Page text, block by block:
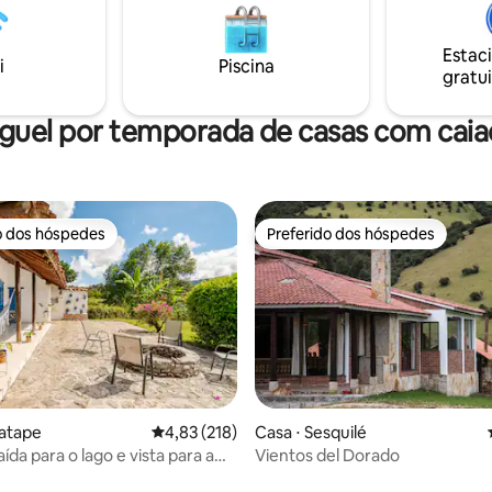
sob medida, cozinha
um chef, atividades aquáticas
Pranchas de SUP e canoa
Churrasqueira ✔ Terraço ✔ Wi-
Estacionamento ✔ privativo
momentos inesquecíveis
conforto e tranquilidade, com
Piscina
por temporada de casas com
de 5, 70 avaliações
dos hóspedes
dos hóspedes
4,83 de uma avaliação média de 5, 218
4,83 (218)
para o lago e vista para a
Preferido dos hóspedes
Preferido dos hóspedes
Casa ⋅ Sesquilé
Vientos del Dorado